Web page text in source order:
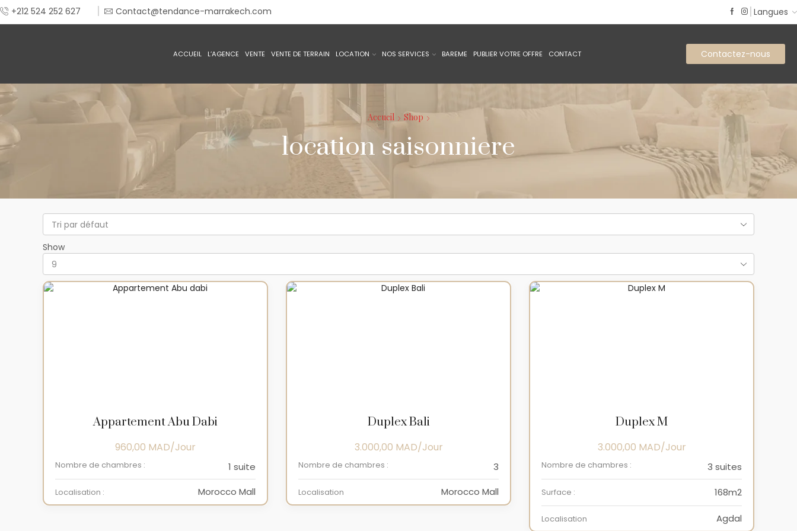
+212 524 252 627 Contact@tendance-marrakech.com Langues
ACCUEIL L’AGENCE VENTE VENTE DE TERRAIN LOCATION NOS SERVICES BAREME PUBLIER VOTRE OFFRE CONTACT Contactez-nous
Accueil Shop
location saisonniere
Show
Appartement Abu Dabi
960,00 MAD
Nombre de chambres : 1 suite
Localisation : Morocco Mall
Duplex Bali
3.000,00 MAD
Nombre de chambres : 3
Localisation Morocco Mall
Duplex M
3.000,00 MAD
Nombre de chambres : 3 suites
Surface : 168m2
Localisation Agdal